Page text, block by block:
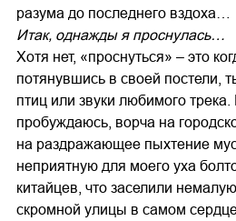
разума до последнего вздоха…
Итак, однажды я проснулась…
Хотя нет, «проснуться» – это
потянувшись в своей постели,
птиц или звуки любимого трека.
пробуждаюсь, ворча на
на раздражающее пыхтение
неприятную для моего уха
китайцев, что заселили
скромной улицы в самом